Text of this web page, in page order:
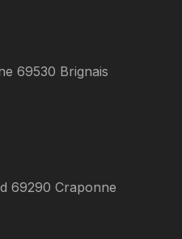
69530 Brignais
69290 Craponne